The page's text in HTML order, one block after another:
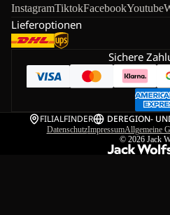
InstagramTiktokFacebookYoutube
Lieferoptionen
Sichere
FILIALFINDER DEREGION-
DatenschutzImpressumAllgemeine
© 2026 Jack